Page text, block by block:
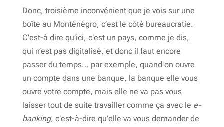
Donc, troisième inconvénient que je vois sur une
boîte au Monténégro, c’est le côté bureaucratie.
C’est-à dire qu’ici, c’est un pays, comme je dis,
qui n’est pas digitalisé, et donc il faut encore
passer du temps… par exemple, quand on ouvre
un compte dans une banque, la banque elle vous
ouvre votre compte, mais elle ne va pas vous
laisser tout de suite travailler comme ça avec le e-
banking, c’est-à-dire qu’elle va vous demander de